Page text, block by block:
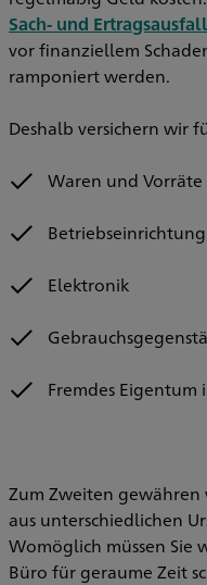
Sach- und Ertragsausfall
vor finanziellem
ramponiert werden.
Deshalb versichern wir
Waren und Vorräte
Betriebseinrichtung
Elektronik
Fremdes Eigentum
Zum Zweiten
aus unterschiedlichen
Womöglich müssen Sie
Büro für geraume Zeit